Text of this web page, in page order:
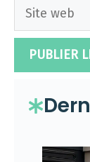
Site